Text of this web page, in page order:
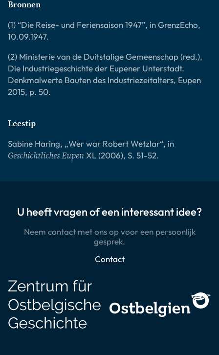
Bronnen
(1) “Die Reise- und Feriensaison 1947”, in GrenzEcho,
10.09.1947.
(2) Ministerie van de Duitstalige Gemeenschap (red.),
Die Industriegeschichte der Eupener Unterstadt.
Denkmalwerte Bauten des Industriezeitalters, Eupen
2015, p. 50.
Leestip
Sabine Haring, „Wer war Robert Wetzlar“, in
Geschichtliches Eupen XL (2006), S. 51-52.
U heeft vragen of een interessant idee?
Neem contact met ons op voor een persoonlijk
gesprek.
Contact